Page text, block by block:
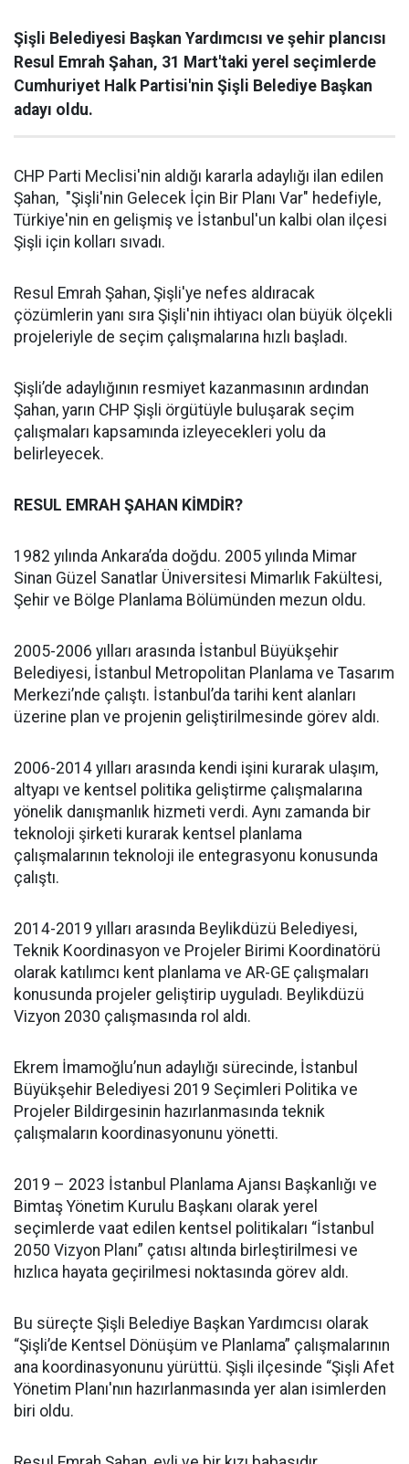
Şişli Belediyesi Başkan Yardımcısı ve şehir plancısı
Resul Emrah Şahan, 31 Mart'taki yerel seçimlerde
Cumhuriyet Halk Partisi'nin Şişli Belediye Başkan
adayı oldu.
CHP Parti Meclisi'nin aldığı kararla adaylığı ilan edilen
Şahan, "Şişli'nin Gelecek İçin Bir Planı Var" hedefiyle,
Türkiye'nin en gelişmiş ve İstanbul'un kalbi olan ilçesi
Şişli için kolları sıvadı.
Resul Emrah Şahan, Şişli'ye nefes aldıracak
çözümlerin yanı sıra Şişli'nin ihtiyacı olan büyük ölçekli
projeleriyle de seçim çalışmalarına hızlı başladı.
Şişli’de adaylığının resmiyet kazanmasının ardından
Şahan, yarın CHP Şişli örgütüyle buluşarak seçim
çalışmaları kapsamında izleyecekleri yolu da
belirleyecek.
RESUL EMRAH ŞAHAN KİMDİR?
1982 yılında Ankara’da doğdu. 2005 yılında Mimar
Sinan Güzel Sanatlar Üniversitesi Mimarlık Fakültesi,
Şehir ve Bölge Planlama Bölümünden mezun oldu.
2005-2006 yılları arasında İstanbul Büyükşehir
Belediyesi, İstanbul Metropolitan Planlama ve Tasarım
Merkezi’nde çalıştı. İstanbul’da tarihi kent alanları
üzerine plan ve projenin geliştirilmesinde görev aldı.
2006-2014 yılları arasında kendi işini kurarak ulaşım,
altyapı ve kentsel politika geliştirme çalışmalarına
yönelik danışmanlık hizmeti verdi. Aynı zamanda bir
teknoloji şirketi kurarak kentsel planlama
çalışmalarının teknoloji ile entegrasyonu konusunda
çalıştı.
2014-2019 yılları arasında Beylikdüzü Belediyesi,
Teknik Koordinasyon ve Projeler Birimi Koordinatörü
olarak katılımcı kent planlama ve AR-GE çalışmaları
konusunda projeler geliştirip uyguladı. Beylikdüzü
Vizyon 2030 çalışmasında rol aldı.
Ekrem İmamoğlu’nun adaylığı sürecinde, İstanbul
Büyükşehir Belediyesi 2019 Seçimleri Politika ve
Projeler Bildirgesinin hazırlanmasında teknik
çalışmaların koordinasyonunu yönetti.
2019 – 2023 İstanbul Planlama Ajansı Başkanlığı ve
Bimtaş Yönetim Kurulu Başkanı olarak yerel
seçimlerde vaat edilen kentsel politikaları “İstanbul
2050 Vizyon Planı” çatısı altında birleştirilmesi ve
hızlıca hayata geçirilmesi noktasında görev aldı.
Bu süreçte Şişli Belediye Başkan Yardımcısı olarak
“Şişli’de Kentsel Dönüşüm ve Planlama” çalışmalarının
ana koordinasyonunu yürüttü. Şişli ilçesinde “Şişli Afet
Yönetim Planı'nın hazırlanmasında yer alan isimlerden
biri oldu.